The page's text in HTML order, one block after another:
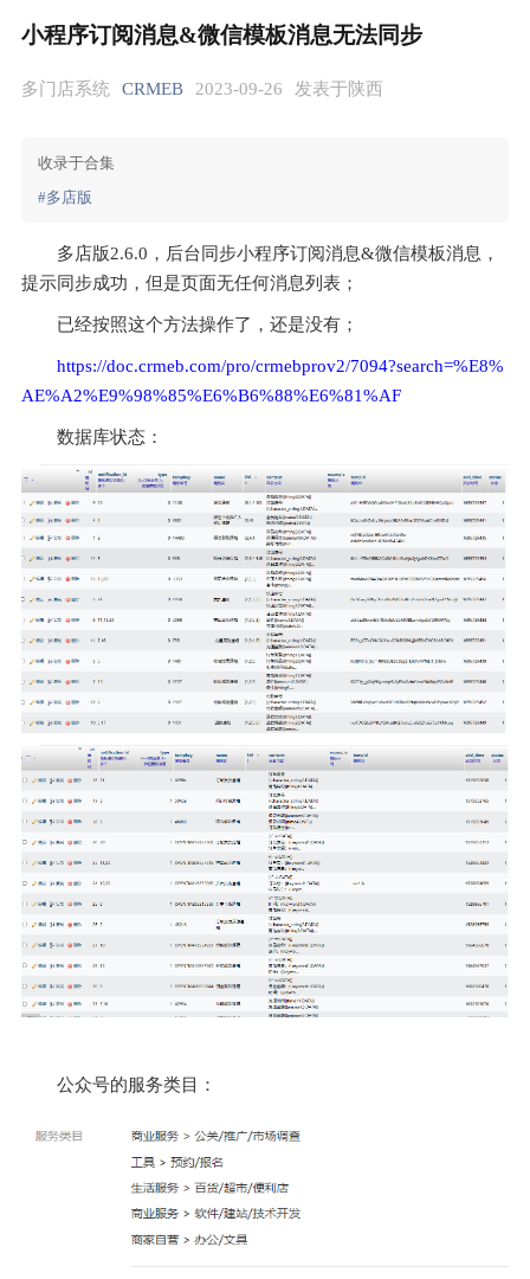
小程序订阅消息&微信模板消息无法同步
多门店系统 CRMEB 2023-09-26 发表于陕西
收录于合集
#多店版
多店版2.6.0，后台同步小程序订阅消息&微信模板消息，
提示同步成功，但是页面无任何消息列表；
已经按照这个方法操作了，还是没有；
https://doc.crmeb.com/pro/crmebprov2/7094?search=%E8%
AE%A2%E9%98%85%E6%B6%88%E6%81%AF
数据库状态：
公众号的服务类目：